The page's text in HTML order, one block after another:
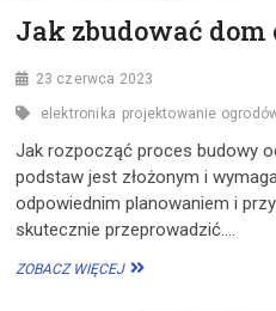
Jak zbudować dom
23 czerwca 2023
elektronika projektowanie
Jak rozpocząć proces budowy
podstaw jest złożonym i
odpowiednim planowaniem i
skutecznie przeprowadzić.…
ZOBACZ WIĘCEJJAK